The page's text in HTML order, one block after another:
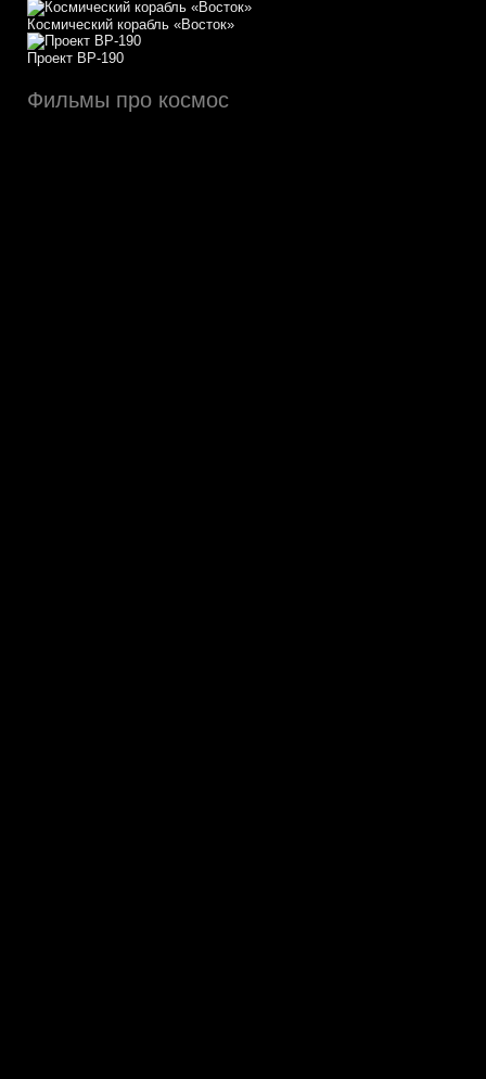
Космический корабль «Восток»
Проект ВР-190
Фильмы про космос